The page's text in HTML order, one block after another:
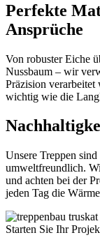
Perfekte
Ansprüche
Von robuster Eiche
Nussbaum – wir
Präzision verarbeitet
wichtig wie die
Unsere Treppen
umweltfreundlich.
und achten bei der
jeden Tag die
Starten Sie Ihr